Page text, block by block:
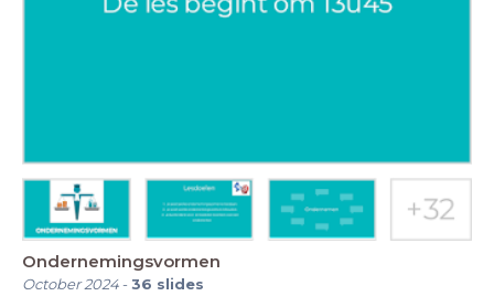
Ondernemingsvormen
October 2024-36 slides